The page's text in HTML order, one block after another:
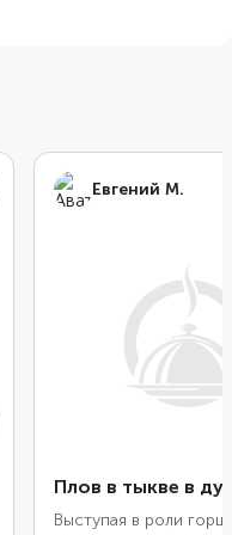
Евгений М.
Плов в тыкве в
Выступая в роли